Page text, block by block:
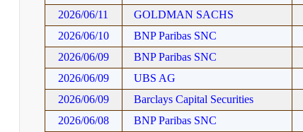
2026/06/11
GOLDMAN SACHS
2026/06/10
BNP Paribas SNC
2026/06/09
BNP Paribas SNC
2026/06/09
UBS AG
2026/06/09
Barclays Capital Securities
2026/06/08
BNP Paribas SNC